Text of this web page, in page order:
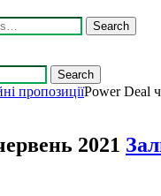
Search
Search
пропозиціїPower Deal
2021